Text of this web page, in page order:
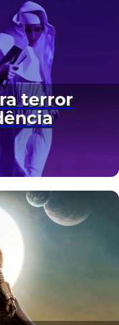
terror